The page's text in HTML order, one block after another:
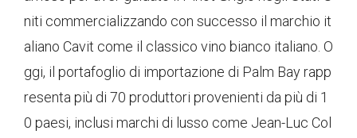
niti commercializzando con successo il marchio it
aliano Cavit come il classico vino bianco italiano. O
ggi, il portafoglio di importazione di Palm Bay rapp
resenta più di 70 produttori provenienti da più di 1
0 paesi, inclusi marchi di lusso come Jean-Luc Col